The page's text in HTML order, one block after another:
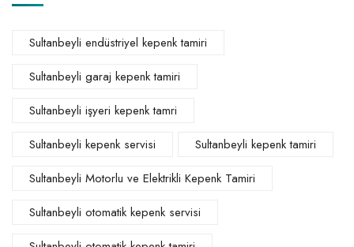
Sultanbeyli endüstriyel kepenk tamiri
Sultanbeyli garaj kepenk tamiri
Sultanbeyli işyeri kepenk tamri
Sultanbeyli kepenk servisi
Sultanbeyli kepenk tamiri
Sultanbeyli Motorlu ve Elektrikli Kepenk Tamiri
Sultanbeyli otomatik kepenk servisi